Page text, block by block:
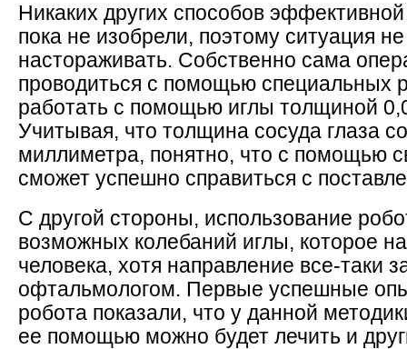
Никаких других способов
пока не изобрели, поэтому ситуация
настораживать. Собственно сама
проводиться с помощью специальных
работать с помощью иглы толщиной
Учитывая, что толщина сосуда глаза
миллиметра, понятно, что с помощью
сможет успешно справиться с
С другой стороны, использование
возможных колебаний иглы, которое
человека, хотя направление все-таки
офтальмологом. Первые успешные
робота показали, что у данной
ее помощью можно будет лечить и